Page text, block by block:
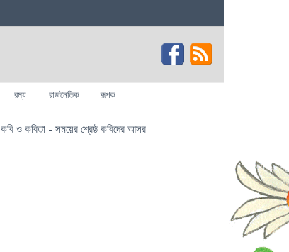
রম্য রাজনৈতিক রূপক
কবি ও কবিতা - সময়ের শ্রেষ্ঠ কবিদের আসর